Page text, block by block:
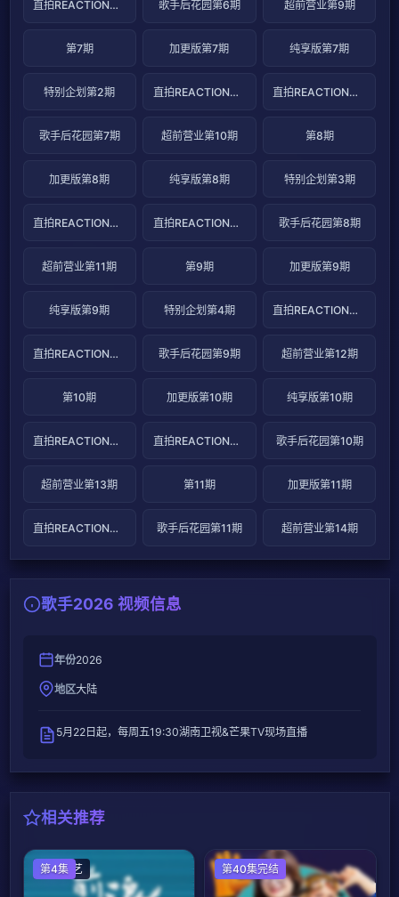
直拍REACTION第12期 歌手后花园第6期 超前营业第9期
第7期 加更版第7期 纯享版第7期
特别企划第2期 直拍REACTION第13期 直拍REACTION第14期
歌手后花园第7期 超前营业第10期 第8期
加更版第8期 纯享版第8期 特别企划第3期
直拍REACTION第15期 直拍REACTION第16期 歌手后花园第8期
超前营业第11期 第9期 加更版第9期
纯享版第9期 特别企划第4期 直拍REACTION第17期
直拍REACTION第18期 歌手后花园第9期 超前营业第12期
第10期 加更版第10期 纯享版第10期
直拍REACTION第19期 直拍REACTION第20期 歌手后花园第10期
超前营业第13期 第11期 加更版第11期
直拍REACTION第21期 歌手后花园第11期 超前营业第14期
歌手2026 视频信息
年份2026
地区大陆
5月22日起，每周五19:30湖南卫视&芒果TV现场直播
相关推荐
大陆综艺
第4集 欧美综艺
第40集完结